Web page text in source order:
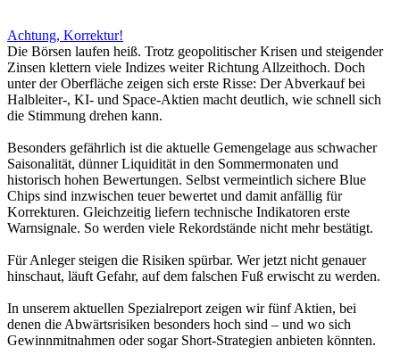
Achtung, Korrektur!
Die Börsen laufen heiß. Trotz geopolitischer Krisen und steigender
Zinsen klettern viele Indizes weiter Richtung Allzeithoch. Doch
unter der Oberfläche zeigen sich erste Risse: Der Abverkauf bei
Halbleiter-, KI- und Space-Aktien macht deutlich, wie schnell sich
die Stimmung drehen kann.
Besonders gefährlich ist die aktuelle Gemengelage aus schwacher
Saisonalität, dünner Liquidität in den Sommermonaten und
historisch hohen Bewertungen. Selbst vermeintlich sichere Blue
Chips sind inzwischen teuer bewertet und damit anfällig für
Korrekturen. Gleichzeitig liefern technische Indikatoren erste
Warnsignale. So werden viele Rekordstände nicht mehr bestätigt.
Für Anleger steigen die Risiken spürbar. Wer jetzt nicht genauer
hinschaut, läuft Gefahr, auf dem falschen Fuß erwischt zu werden.
In unserem aktuellen Spezialreport zeigen wir fünf Aktien, bei
denen die Abwärtsrisiken besonders hoch sind – und wo sich
Gewinnmitnahmen oder sogar Short-Strategien anbieten könnten.